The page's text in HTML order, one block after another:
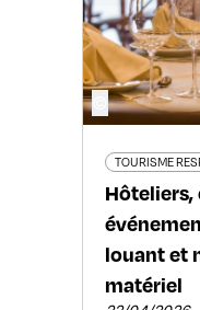
TOURISME
Hôteliers,
louant et
matériel
©